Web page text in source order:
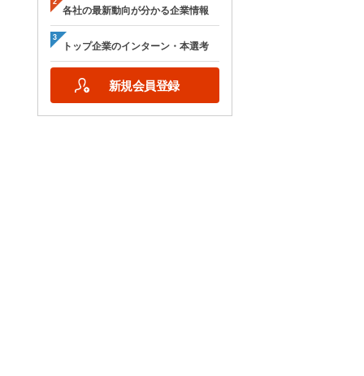
各社の最新動向が分かる企業情報
トップ企業のインターン・本選考
新規会員登録